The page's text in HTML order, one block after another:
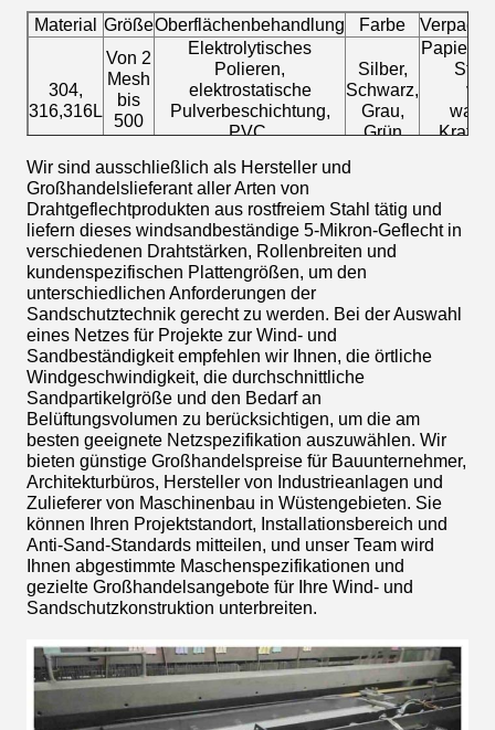
Material GrößeOberflächenbehandlung Farbe
304,
316,316L
Von 2
Mesh
bis
500
Mesh
Elektrolytisches
Polieren,
elektrostatische
Pulverbeschichtung,
PVC,
Silber,
Schwarz,
Grau,
Grün
Wir sind ausschließlich als Hersteller und
Großhandelslieferant aller Arten von
Drahtgeflechtprodukten aus rostfreiem Stahl tätig und
liefern dieses windsandbeständige 5-Mikron-Geflecht in
verschiedenen Drahtstärken, Rollenbreiten und
kundenspezifischen Plattengrößen, um den
unterschiedlichen Anforderungen der
Sandschutztechnik gerecht zu werden. Bei der Auswahl
eines Netzes für Projekte zur Wind- und
Sandbeständigkeit empfehlen wir Ihnen, die örtliche
Windgeschwindigkeit, die durchschnittliche
Sandpartikelgröße und den Bedarf an
Belüftungsvolumen zu berücksichtigen, um die am
besten geeignete Netzspezifikation auszuwählen. Wir
bieten günstige Großhandelspreise für Bauunternehmer,
Architekturbüros, Hersteller von Industrieanlagen und
Zulieferer von Maschinenbau in Wüstengebieten. Sie
können Ihren Projektstandort, Installationsbereich und
Anti-Sand-Standards mitteilen, und unser Team wird
Ihnen abgestimmte Maschenspezifikationen und
gezielte Großhandelsangebote für Ihre Wind- und
Sandschutzkonstruktion unterbreiten.